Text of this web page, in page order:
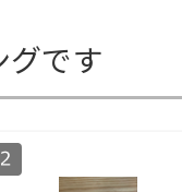
グです